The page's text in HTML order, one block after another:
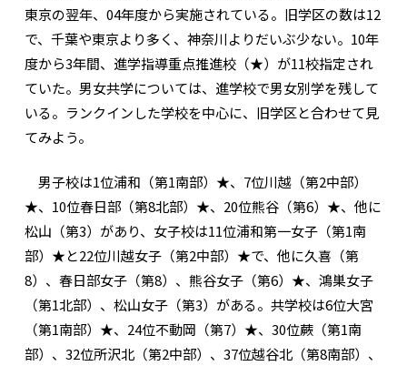
東京の翌年、04年度から実施されている。旧学区の数は12
で、千葉や東京より多く、神奈川よりだいぶ少ない。10年
度から3年間、進学指導重点推進校（★）が11校指定され
ていた。男女共学については、進学校で男女別学を残して
いる。ランクインした学校を中心に、旧学区と合わせて見
てみよう。
男子校は1位浦和（第1南部）★、7位川越（第2中部）
★、10位春日部（第8北部）★、20位熊谷（第6）★、他に
松山（第3）があり、女子校は11位浦和第一女子（第1南
部）★と22位川越女子（第2中部）★で、他に久喜（第
8）、春日部女子（第8）、熊谷女子（第6）★、鴻巣女子
（第1北部）、松山女子（第3）がある。共学校は6位大宮
（第1南部）★、24位不動岡（第7）★、30位蕨（第1南
部）、32位所沢北（第2中部）、37位越谷北（第8南部）、